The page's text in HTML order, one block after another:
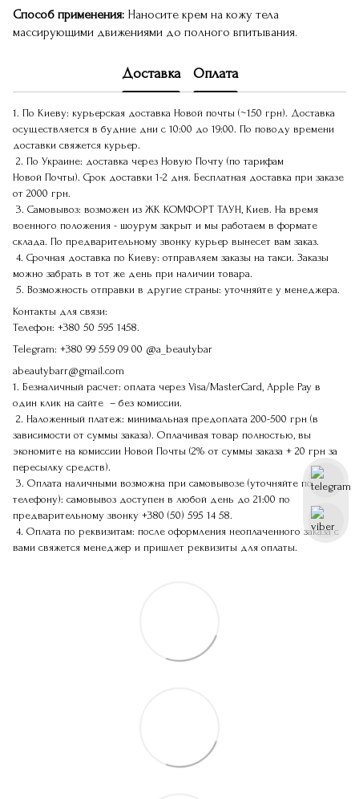
Способ применения: Наносите крем на кожу тела
массирующими движениями до полного впитывания.
Доставка Оплата
1. По Киеву: курьерская доставка Новой почты (~150 грн). Доставка
осуществляется в будние дни с 10:00 до 19:00. По поводу времени
доставки свяжется курьер.
2. По Украине: доставка через Новую Почту (по тарифам
Новой Почты). Срок доставки 1-2 дня. Бесплатная доставка при заказе
от 2000 грн.
3. Самовывоз: возможен из ЖК КОМФОРТ ТАУН, Киев. На время
военного положения - шоурум закрыт и мы работаем в формате
склада. По предварительному звонку курьер вынесет вам заказ.
4. Срочная доставка по Киеву: отправляем заказы на такси. Заказы
можно забрать в тот же день при наличии товара.
5. Возможность отправки в другие страны: уточняйте у менеджера.
Контакты для связи:
Телефон: +380 50 595 1458.
Telegram: +380 99 559 09 00 @a_beautybar
abeautybarr@gmail.com
1. Безналичный расчет: оплата через Visa/MasterCard, Apple Pay в
один клик на сайте – без комиссии.
2. Наложенный платеж: минимальная предоплата 200-500 грн (в
зависимости от суммы заказа). Оплачивая товар полностью, вы
экономите на комиссии Новой Почты (2% от суммы заказа + 20 грн за
пересылку средств).
3. Оплата наличными возможна при самовывозе (уточняйте по
телефону): самовывоз доступен в любой день до 21:00 по
предварительному звонку +380 (50) 595 14 58.
4. Оплата по реквизитам: после оформления неоплаченного заказа с
вами свяжется менеджер и пришлет реквизиты для оплаты.